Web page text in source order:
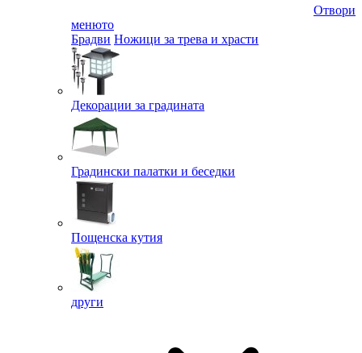
Отвори
менюто
Брадви Ножици за трева и храсти
Декорации за градината
Градински палатки и беседки
Пощенска кутия
други